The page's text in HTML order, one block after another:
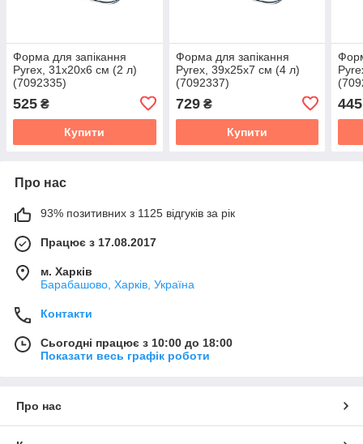
Форма для запікання
Pyrex, 31х20х6 см (2 л)
(7092335)
525 ₴
Купити
Форма для запікання
Pyrex, 39х25х7 см (4 л)
(7092337)
729₴
Купити
445
Про нас
93% позитивних з 1125 відгуків за рік
Працює з 17.08.2017
м. Харків
Барабашово, Харків, Україна
Контакти
Сьогодні працює з 10:00 до 18:00
Показати весь графік роботи
Про нас